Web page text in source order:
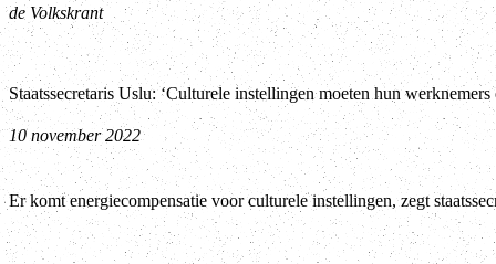
de Volkskrant
Staatssecretaris Uslu: ‘Culturele instellingen moeten hun werknemers
10 november 2022
Er komt energiecompensatie voor culturele instellingen, zegt